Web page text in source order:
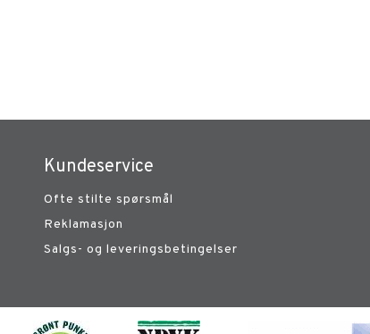
Kundeservice
Ofte stilte spørsmål
Reklamasjon
Salgs- og leveringsbetingelser